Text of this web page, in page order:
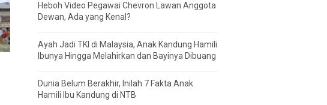
Heboh Video Pegawai Chevron Lawan Anggota
Dewan, Ada yang Kenal?
Ayah Jadi TKI di Malaysia, Anak Kandung Hamili
Ibunya Hingga Melahirkan dan Bayinya Dibuang
Dunia Belum Berakhir, Inilah 7 Fakta Anak
Hamili Ibu Kandung di NTB